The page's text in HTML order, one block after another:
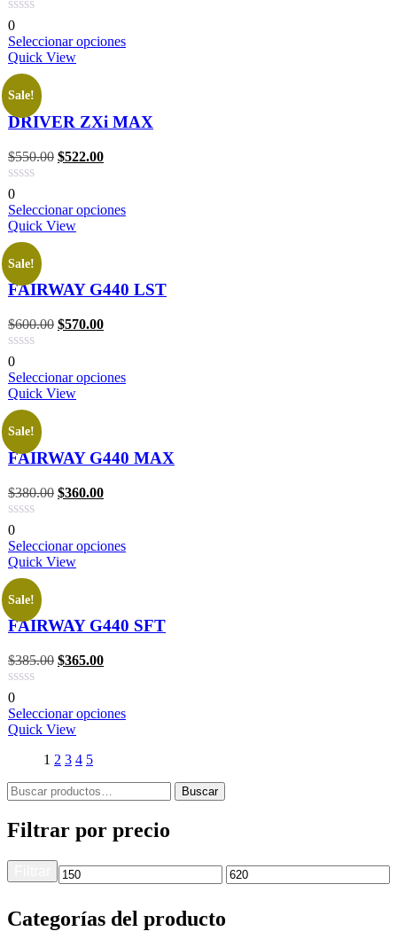
0
Seleccionar opciones
Quick View
Sale!
DRIVER ZXi MAX
$550.00 $522.00
0
Seleccionar opciones
Quick View
Sale!
FAIRWAY G440 LST
$600.00 $570.00
0
Seleccionar opciones
Quick View
Sale!
FAIRWAY G440 MAX
$380.00 $360.00
0
Seleccionar opciones
Quick View
Sale!
FAIRWAY G440 SFT
$385.00 $365.00
0
Seleccionar opciones
Quick View
1 2 3 4 5
Buscar
Filtrar por precio
Categorías del producto